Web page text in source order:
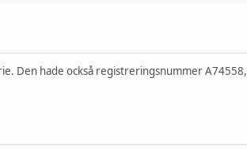
Den hade också registreringsnummer A74558,